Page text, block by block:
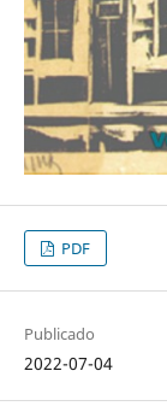
PDF
Publicado
2022-07-04